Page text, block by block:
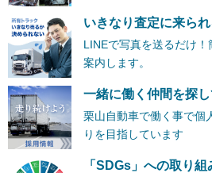
いきなり査定に来ら
LINEで写真を送るだけ
案内します。
一緒に働く仲間を探
栗山自動車で働く事で個
りを目指しています
「SDGs」への取り組